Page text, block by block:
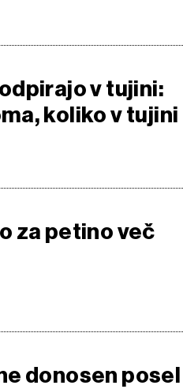
v tujini:
koliko v tujini
za petino več
donosen posel